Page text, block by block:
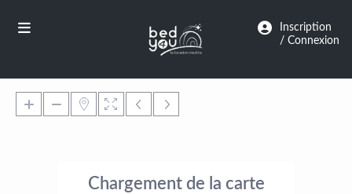
Inscription
/ Connexion
Chargement de la carte